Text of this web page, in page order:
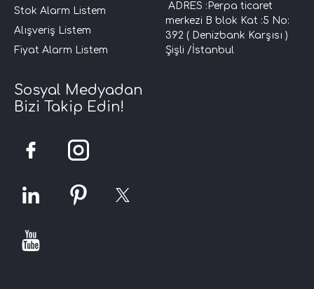
Stok Alarm Listem
Alışveriş Listem
Fiyat Alarm Listem
ADRES :Perpa ticaret
merkezi B blok Kat :5 No:
392 ( Denizbank Karşısı )
Şişli /İstanbul
Sosyal Medyadan
Bizi Takip Edin!